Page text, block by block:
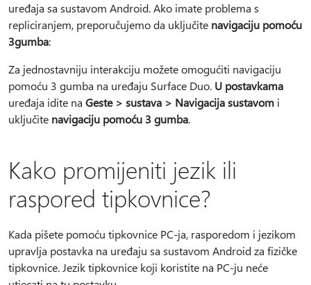
uređaja sa sustavom Android. Ako imate problema s
repliciranjem, preporučujemo da uključite navigaciju pomoću
3gumba:
Za jednostavniju interakciju možete omogućiti navigaciju
pomoću 3 gumba na uređaju Surface Duo. U postavkama
uređaja idite na Geste > sustava > Navigacija sustavom i
uključite navigaciju pomoću 3 gumba.
Kako promijeniti jezik ili
raspored tipkovnice?
Kada pišete pomoću tipkovnice PC-ja, rasporedom i jezikom
upravlja postavka na uređaju sa sustavom Android za fizičke
tipkovnice. Jezik tipkovnice koji koristite na PC-ju neće